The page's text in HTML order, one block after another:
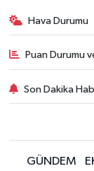
Hava Durumu
Puan Durumu
Son Dakika
GÜNDEM